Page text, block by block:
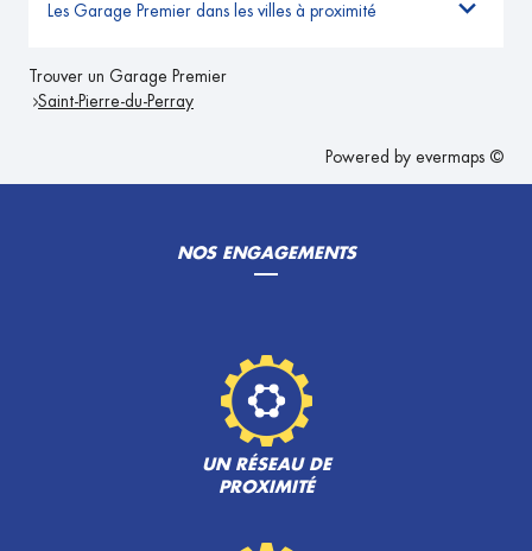
Les Garage Premier dans les villes à proximité
Trouver un Garage Premier
Saint-Pierre-du-Perray
Powered by evermaps ©
NOS ENGAGEMENTS
UN RÉSEAU DE
PROXIMITÉ